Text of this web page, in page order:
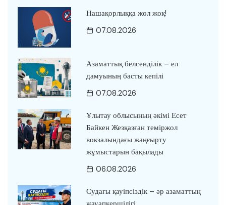
Нашақорлыққа жол жоқ!
07.08.2026
Азаматтық белсенділік – ел
дамуының басты кепілі
07.08.2026
Ұлытау облысының әкімі Есет
Байкен Жезқазған теміржол
вокзалындағы жаңғырту
жұмыстарын бақылады
06.08.2026
Судағы қауіпсіздік – әр азаматтың